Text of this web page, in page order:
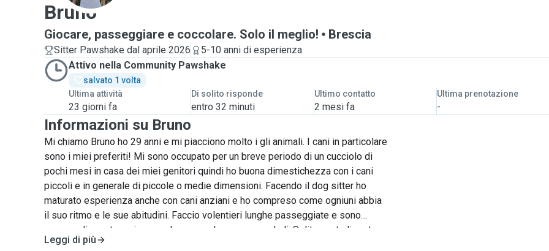
Bruno
Giocare, passeggiare e coccolare. Solo il meglio! Brescia
Sitter Pawshake dal aprile 2026
5-10 anni di esperienza
Attivo nella Community Pawshake
salvato 1 volta
Ultima attività
23 giorni fa
Di solito risponde
entro 32 minuti
Ultimo contatto
2 mesi fa
Ultima prenotazione
-
Informazioni su Bruno
Mi chiamo Bruno ho 29 anni e mi piacciono molto i gli animali. I cani in particolare
sono i miei preferiti! Mi sono occupato per un breve periodo di un cucciolo di
pochi mesi in casa dei miei genitori quindi ho buona dimestichezza con i cani
piccoli e in generale di piccole o medie dimensioni. Facendo il dog sitter ho
maturato esperienza anche con cani anziani e ho compreso come ogniuni abbia
il suo ritmo e le sue abitudini. Faccio volentieri lunghe passeggiate e sono
sempre disposto a giocare a lungo con loro e a coccolarli. Solitamente li porto
fuori almeno tre volte al giorno e non li lascio mai soli per più di un'ora a meno
Leggi di più